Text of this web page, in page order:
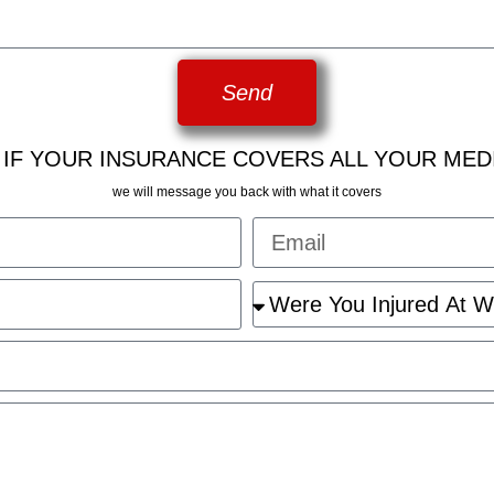
Send
YOUR INSURANCE COVERS ALL YOUR
we will message you back with what it covers